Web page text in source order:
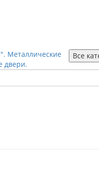
Все